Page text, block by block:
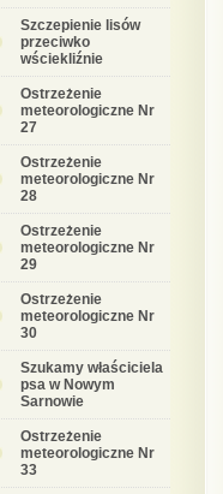
Szczepienie lisów
przeciwko
wściekliźnie
Ostrzeżenie
meteorologiczne Nr
27
Ostrzeżenie
meteorologiczne Nr
28
Ostrzeżenie
meteorologiczne Nr
29
Ostrzeżenie
meteorologiczne Nr
30
Szukamy właściciela
psa w Nowym
Sarnowie
Ostrzeżenie
meteorologiczne Nr
33